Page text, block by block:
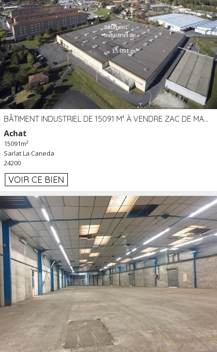
BÂTIMENT INDUSTRIEL DE 15091 M² À VENDRE ZAC DE MADRAZÈS À SARLAT (24)
Achat
15091m²
Sarlat La Caneda
24200
VOIR CE BIEN